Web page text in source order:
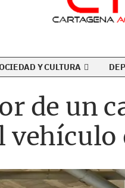
Y CULTURA
de un
vehículo